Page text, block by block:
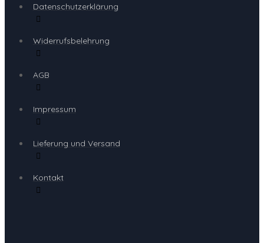
Datenschutzerklärung
Widerrufsbelehrung
AGB
Impressum
Lieferung und Versand
Kontakt